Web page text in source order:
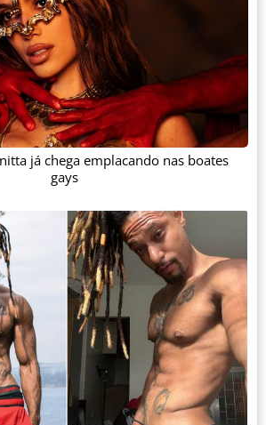
já chega emplacando nas boates
gays